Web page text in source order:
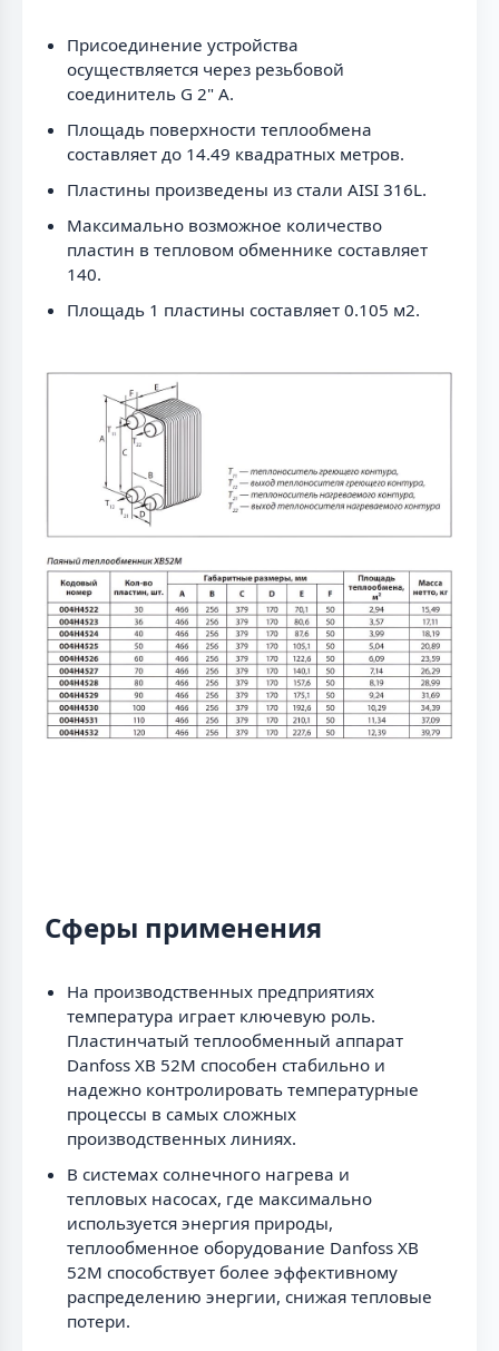
Присоединение устройства
осуществляется через резьбовой
соединитель G 2" A.
Площадь поверхности теплообмена
составляет до 14.49 квадратных метров.
Пластины произведены из стали AISI 316L.
Максимально возможное количество
пластин в тепловом обменнике составляет
140.
Площадь 1 пластины составляет 0.105 м2.
Сферы применения
На производственных предприятиях
температура играет ключевую роль.
Пластинчатый теплообменный аппарат
Danfoss XB 52M способен стабильно и
надежно контролировать температурные
процессы в самых сложных
производственных линиях.
В системах солнечного нагрева и
тепловых насосах, где максимально
используется энергия природы,
теплообменное оборудование Danfoss XB
52M способствует более эффективному
распределению энергии, снижая тепловые
потери.